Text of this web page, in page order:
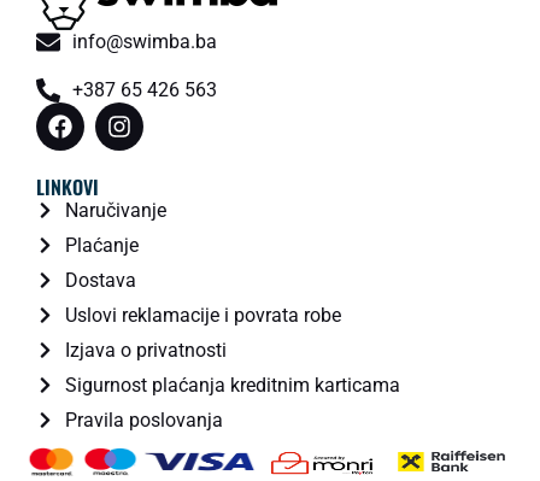
info@swimba.ba
+387 65 426 563
LINKOVI
Naručivanje
Plaćanje
Dostava
Uslovi reklamacije i povrata robe
Izjava o privatnosti
Sigurnost plaćanja kreditnim karticama
Pravila poslovanja